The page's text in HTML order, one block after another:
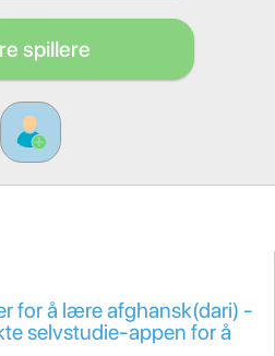
spillere
for å lære afghansk(dari) -
selvstudie-appen for å